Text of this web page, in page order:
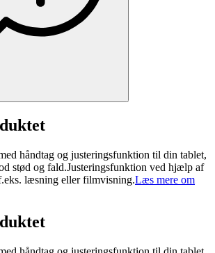
håndtag og justeringsfunktion til din tablet,
stød og fald.Justeringsfunktion ved hjælp af
læsning eller filmvisning.Læs mere om